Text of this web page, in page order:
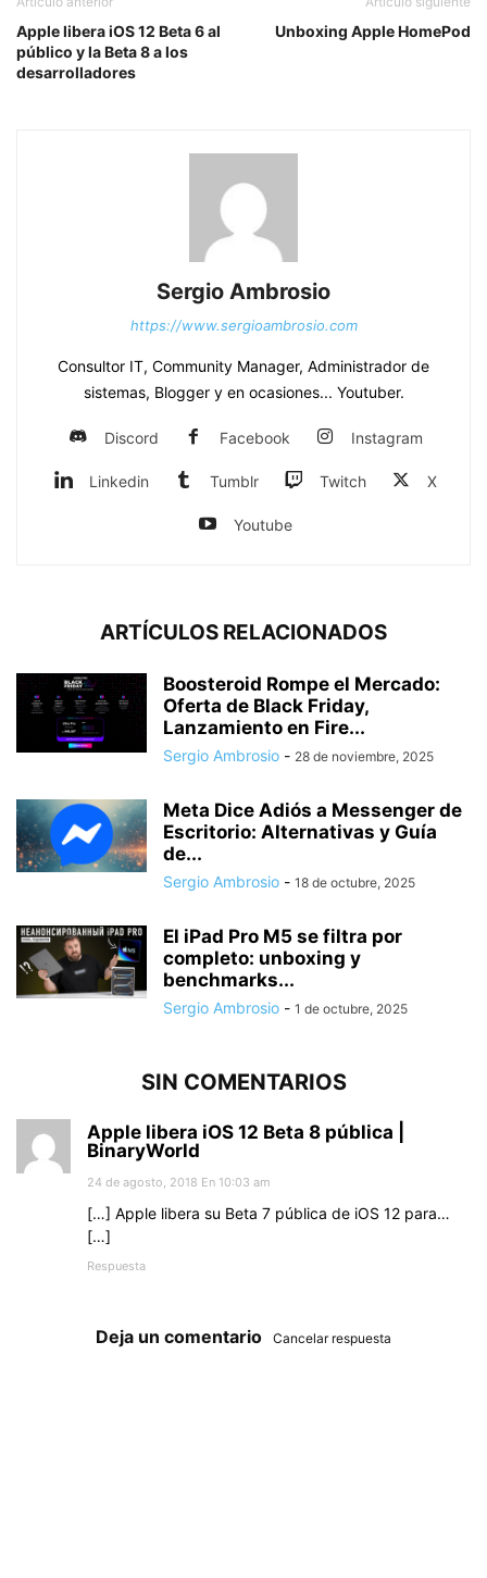
Apple libera iOS 12 Beta 6 al
público y la Beta 8 a los
desarrolladores
Unboxing Apple HomePod
Sergio Ambrosio
https://www.sergioambrosio.com
Consultor IT, Community Manager, Administrador de
sistemas, Blogger y en ocasiones... Youtuber.
Discord Facebook Instagram
Linkedin Tumblr Twitch X
Youtube
ARTÍCULOS RELACIONADOS
Boosteroid Rompe el Mercado:
Oferta de Black Friday,
Lanzamiento en Fire...
Sergio Ambrosio - 28 de noviembre, 2025
Meta Dice Adiós a Messenger de
Escritorio: Alternativas y Guía
de...
Sergio Ambrosio - 18 de octubre, 2025
El iPad Pro M5 se filtra por
completo: unboxing y
benchmarks...
Sergio Ambrosio - 1 de octubre, 2025
SIN COMENTARIOS
Apple libera iOS 12 Beta 8 pública |
BinaryWorld
24 de agosto, 2018 En 10:03 am
[…] Apple libera su Beta 7 pública de iOS 12 para…
[…]
Respuesta
Deja un comentario Cancelar respuesta